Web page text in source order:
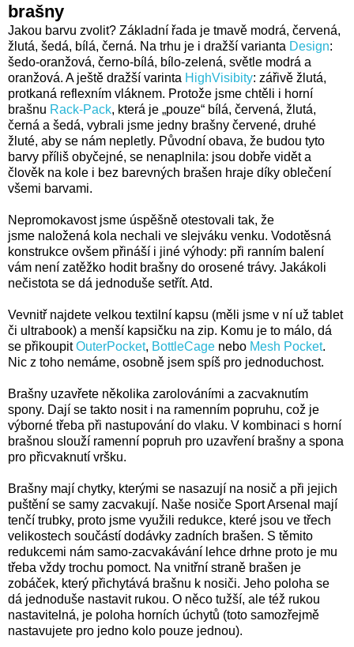
brašny
Jakou barvu zvolit? Základní řada je tmavě modrá, červená,
žlutá, šedá, bílá, černá. Na trhu je i dražší varianta Design:
šedo-oranžová, černo-bílá, bílo-zelená, světle modrá a
oranžová. A ještě dražší varinta HighVisibity: zářivě žlutá,
protkaná reflexním vláknem. Protože jsme chtěli i horní
brašnu Rack-Pack, která je „pouze“ bílá, červená, žlutá,
černá a šedá, vybrali jsme jedny brašny červené, druhé
žluté, aby se nám nepletly. Původní obava, že budou tyto
barvy příliš obyčejné, se nenaplnila: jsou dobře vidět a
člověk na kole i bez barevných brašen hraje díky oblečení
všemi barvami.
Nepromokavost jsme úspěšně otestovali tak, že
jsme naložená kola nechali ve slejváku venku. Vodotěsná
konstrukce ovšem přináší i jiné výhody: při ranním balení
vám není zatěžko hodit brašny do orosené trávy. Jakákoli
nečistota se dá jednoduše setřít. Atd.
Vevnitř najdete velkou textilní kapsu (měli jsme v ní už tablet
či ultrabook) a menší kapsičku na zip. Komu je to málo, dá
se přikoupitOuterPocket, BottleCage nebo Mesh Pocket.
Nic z toho nemáme, osobně jsem spíš pro jednoduchost.
Brašny uzavřete několika zarolováními a zacvaknutím
spony. Dají se takto nosit i na ramenním popruhu, což je
výborné třeba při nastupování do vlaku. V kombinaci s horní
brašnou slouží ramenní popruh pro uzavření brašny a spona
pro přicvaknutí vršku.
Brašny mají chytky, kterými se nasazují na nosič a při jejich
puštění se samy zacvakují. Naše nosiče Sport Arsenal mají
tenčí trubky, proto jsme využili redukce, které jsou ve třech
velikostech součástí dodávky zadních brašen. S těmito
redukcemi nám samo-zacvakávání lehce drhne proto je mu
třeba vždy trochu pomoct. Na vnitřní straně brašen je
zobáček, který přichytává brašnu k nosiči. Jeho poloha se
dá jednoduše nastavit rukou. O něco tužší, ale též rukou
nastavitelná, je poloha horních úchytů (toto samozřejmě
nastavujete pro jedno kolo pouze jednou).